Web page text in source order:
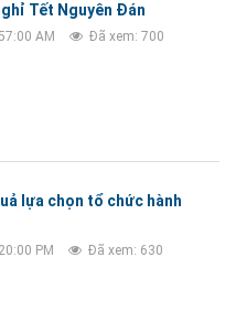
Tết Nguyên Đán
AM
Đã xem: 700
lựa chọn tổ chức hành
PM
Đã xem: 630